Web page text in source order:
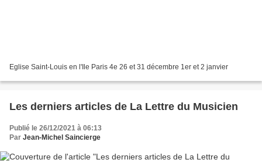
Eglise Saint-Louis en l'Ile Paris 4e 26 et 31 décembre 1er et 2 janvier
Les derniers articles de La Lettre du Musicien
Publié le 26/12/2021 à 06:13
Par Jean-Michel Saincierge